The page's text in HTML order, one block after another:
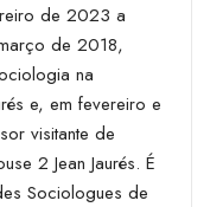
de 2023 a
de 2018,
na
e, em fevereiro e
visitante de
2 Jean Jaurés. É
Sociologues de